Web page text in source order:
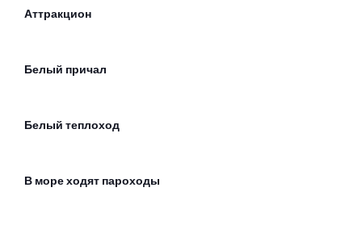
Аттракцион
Белый причал
Белый теплоход
В море ходят пароходы